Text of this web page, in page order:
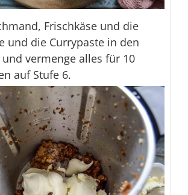
Frischkäse und die
und die Currypaste in den
vermenge alles für 10
auf Stufe 6.